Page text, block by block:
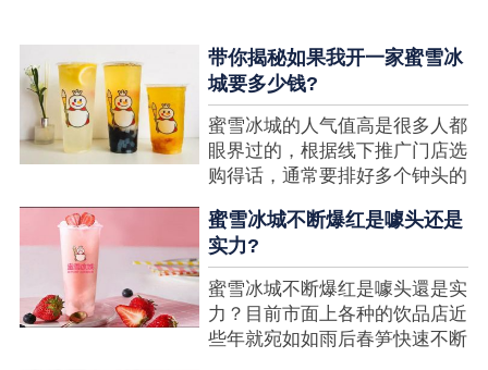
带你揭秘如果我开一家蜜雪冰
城要多少钱?
蜜雪冰城的人气值高是很多人都
眼界过的，根据线下推广门店选
购得话，通常要排好多个钟头的
想要排长队，为的便是那一杯令
人挂念的蜜雪冰城。顾客喜爱的
商品，投资者为什么会看不见在
其中的创业商机呢?许多投资者
都会了解我开一家蜜雪冰城要多
少钱?....
蜜雪冰城不断爆红是噱头还是
实力?
蜜雪冰城不断爆红是噱头還是实
力？目前市面上各种的饮品店近
些年就宛如如雨后春笋快速不断